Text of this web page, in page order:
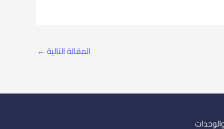
المقالة التالية ←